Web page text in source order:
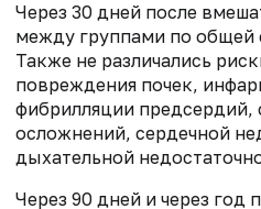
Через 30 дней после
между группами по общей
Также не различались
повреждения почек,
фибрилляции предсердий,
осложнений, сердечной
дыхательной
Через 90 дней и через год